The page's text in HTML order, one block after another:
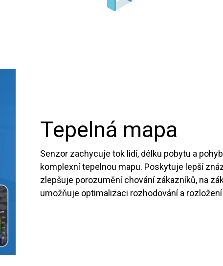
Tepelná mapa
Senzor zachycuje tok lidí, délku pobytu a
komplexní tepelnou mapu. Poskytuje lepší
zlepšuje porozumění chování zákazníků, na
umožňuje optimalizaci rozhodování a